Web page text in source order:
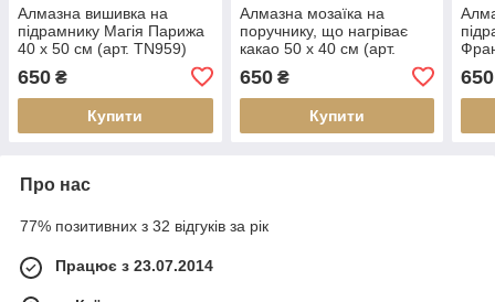
Алмазна вишивка на
підрамнику Магія Парижа
40 х 50 см (арт. TN959)
650 ₴
Купити
Алмазна мозаїка на
поручнику, що нагріває
какао 50 х 40 см (арт.
650₴
Купити
650
Про нас
77% позитивних з 32 відгуків за рік
Працює з 23.07.2014